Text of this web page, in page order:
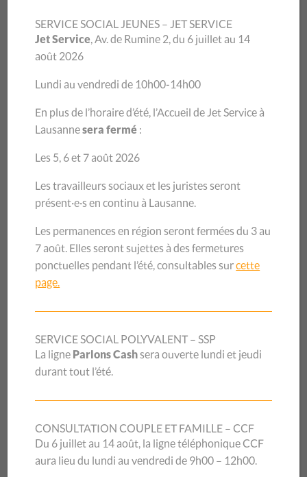
Place de la Palud, le mercredi 19 novembre de
8h30 à 13h30
Rue Haldimand, le mercredi 19 novembre et le
Place Grand St.-Jean, le samedi 22 novembre de
COOP Pontaise, Rue de la Pontaise 14, les
journées du vendredi 21 et samedi 22 novembre
COOP Rouvraie, Av. Parc-de-la-Rouvraie 3, les
journées du vendredi 21 et samedi 22 novembre
NYON
novembre
COOP Villeneuve, Rue du Collège 2, le vendredi
21 novembre en fin d’après-midi et le matin du
samedi 22 novembre
SERVICE SOCIAL JEUNES – JET SERVICE
Jet Service, Av. de Rumine 2, du 6 juillet au 14
août 2026
Lundi au vendredi de 10h00-14h00
En plus de l’horaire d’été, l’Accueil de Jet Service à
Lausannesera fermé :
Les 5, 6 et 7 août 2026
Les travailleurs sociaux et les juristes seront
présent·e·s en continu à Lausanne.
Les permanences en région seront fermées du 3 au
7 août. Elles seront sujettes à des fermetures
ponctuelles pendant l’été, consultables surcette
page.
SERVICE SOCIAL POLYVALENT – SSP
La ligne Parlons Cashsera ouverte lundi et jeudi
durant tout l’été.
CONSULTATION COUPLE ET FAMILLE – CCF
Du 6 juillet au 14 août, la ligne téléphonique CCF
aura lieu du lundi au vendredi de 9h00 – 12h00.